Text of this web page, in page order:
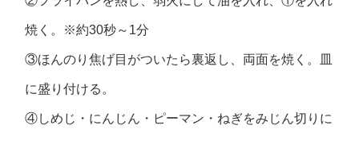
焼く。※約30秒～1分
③ほんのり焦げ目がついたら裏返し、両面を焼く。皿
に盛り付ける。
④しめじ・にんじん・ピーマン・ねぎをみじん切りに